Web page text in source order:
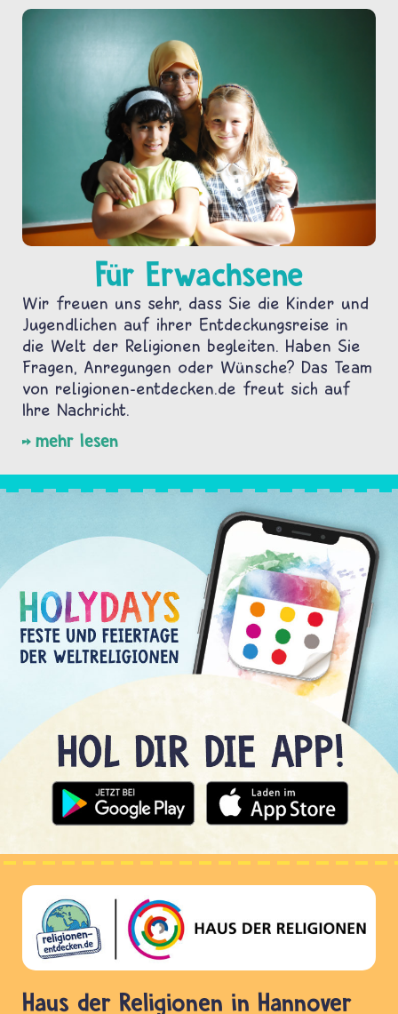
Für Erwachsene
Wir freuen uns sehr, dass Sie die Kinder und
Jugendlichen auf ihrer Entdeckungsreise in
die Welt der Religionen begleiten. Haben Sie
Fragen, Anregungen oder Wünsche? Das Team
von religionen-entdecken.de freut sich auf
Ihre Nachricht.
mehr lesen
Haus der Religionen in Hannover